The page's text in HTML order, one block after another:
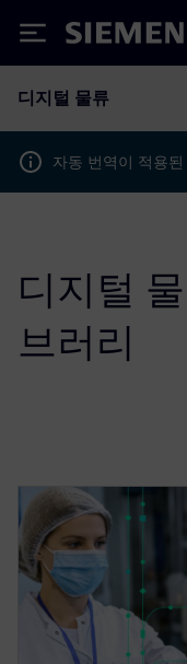
Siemens
디지털 물류
자동 번역이 적용
디지털
브러리